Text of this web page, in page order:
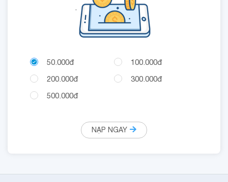
.
50.000đ
100.000đ
200.000đ
300.000đ
500.000đ
NẠP NGAY